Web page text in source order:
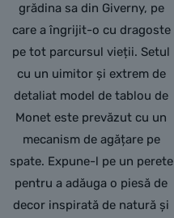
grădina sa din Giverny, pe
care a îngrijit-o cu dragoste
pe tot parcursul vieții. Setul
cu un uimitor și extrem de
detaliat model de tablou de
Monet este prevăzut cu un
mecanism de agățare pe
spate. Expune-l pe un perete
pentru a adăuga o piesă de
decor inspirată de natură și